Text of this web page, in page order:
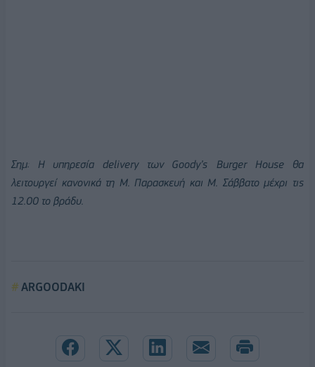
Σημ: Η υπηρεσία deliveryτων Goody’s Burger House θα
λειτουργεί κανονικά τη Μ. Παρασκευή και Μ. Σάββατο μέχρι τις
12.00 το βράδυ.
ARGOODAKI